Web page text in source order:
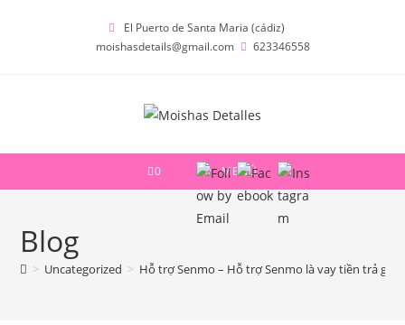
El Puerto de Santa Maria (cádiz)
moishasdetails@gmail.com
623346558
0 MENÚ
Blog
> Uncategorized > Hỗ trợ Senmo – Hỗ trợ Senmo là vay tiền trả